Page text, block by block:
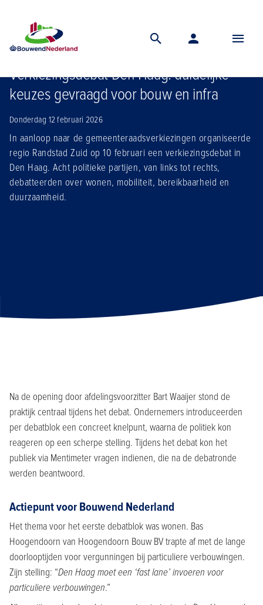
Nieuws
Verkiezingsdebat Den Haag: duidelijke
keuzes gevraagd voor bouw en infra
Donderdag 12 februari 2026
In aanloop naar de gemeenteraadsverkiezingen organiseerde
regio Randstad Zuid op 10 februari een verkiezingsdebat in
Den Haag. Acht politieke partijen, van links tot rechts,
debatteerden over wonen, mobiliteit, bereikbaarheid en
duurzaamheid.
Na de opening door afdelingsvoorzitter Bart Waaijer stond de
praktijk centraal tijdens het debat. Ondernemers introduceerden
per debatblok een concreet knelpunt, waarna de politiek kon
reageren op een scherpe stelling. Tijdens het debat kon het
publiek via Mentimeter vragen indienen, die na de debatronde
werden beantwoord.
Actiepunt voor Bouwend Nederland
Het thema voor het eerste debatblok was wonen. Bas
Hoogendoorn van Hoogendoorn Bouw BV trapte af met de lange
doorlooptijden voor vergunningen bij particuliere verbouwingen.
Zijn stelling: “Den Haag moet een ‘fast lane’ invoeren voor
particuliere verbouwingen.”